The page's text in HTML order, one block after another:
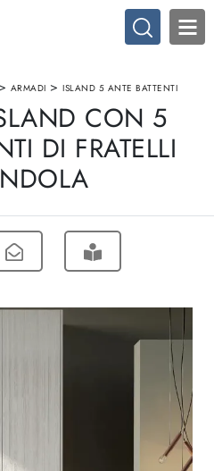
> ARMADI >ISLAND 5 ANTE BATTENTI
CON 5
DI FRATELLI